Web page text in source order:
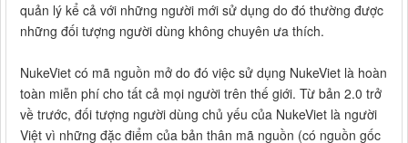
quản lý kể cả với những người mới sử dụng do đó thường được
những đối tượng người dùng không chuyên ưa thích.
NukeViet có mã nguồn mở do đó việc sử dụng NukeViet là hoàn
toàn miễn phí cho tất cả mọi người trên thế giới. Từ bản 2.0 trở
về trước, đối tượng người dùng chủ yếu của NukeViet là người
Việt vì những đặc điểm của bản thân mã nguồn (có nguồn gốc